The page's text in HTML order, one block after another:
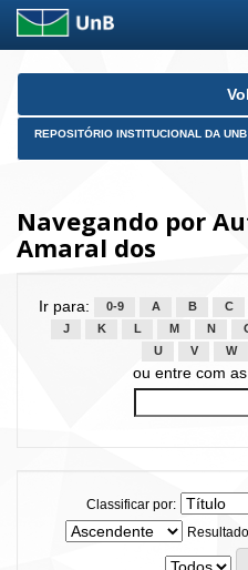
Skip
REPOSITÓRIO INSTITUCIONAL DA UNB
Navegando por
Amaral dos
Ir para: 0-9 A B C
J
K L M N
U
V W
ou entre com
Classificar por: